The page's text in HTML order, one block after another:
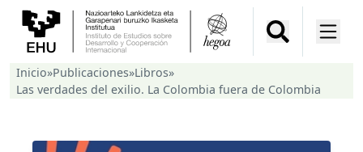
Inicio»Publicaciones»Libros»
Las verdades del exilio. La Colombia fuera de Colombia